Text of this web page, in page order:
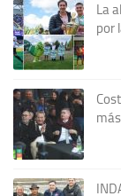
La
por